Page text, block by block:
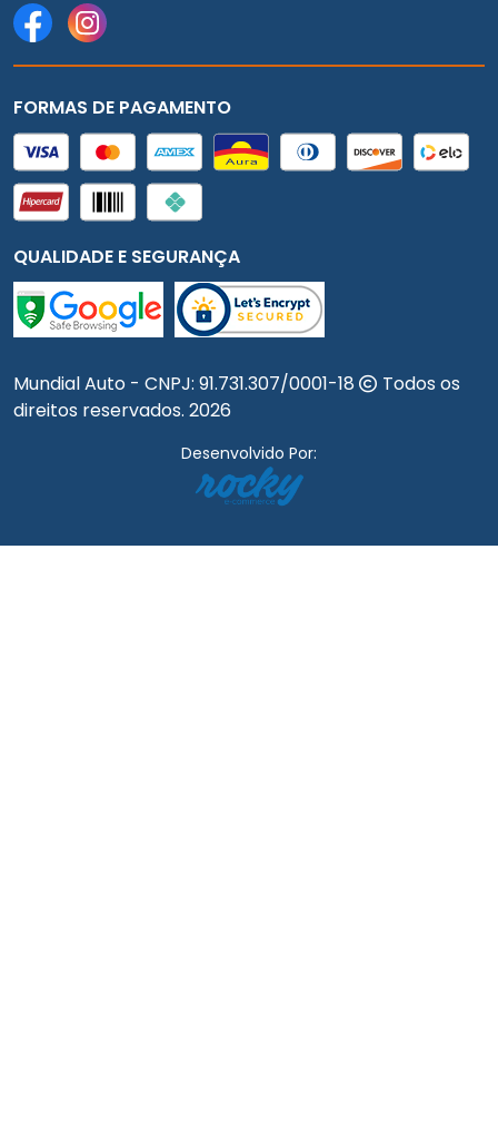
FORMAS DE PAGAMENTO
QUALIDADE E SEGURANÇA
Mundial Auto - CNPJ: 91.731.307/0001-18
Todos os
direitos reservados. 2026
Desenvolvido Por: